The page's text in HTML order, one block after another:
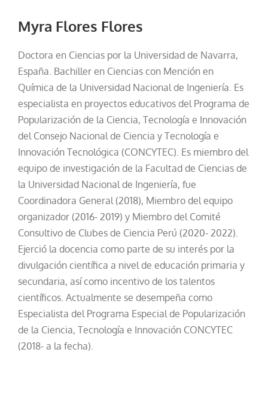
Myra Flores Flores
Doctora en Ciencias por la Universidad de Navarra,
España. Bachiller en Ciencias con Mención en
Química de la Universidad Nacional de Ingeniería. Es
especialista en proyectos educativos del Programa de
Popularización de la Ciencia, Tecnología e Innovación
del Consejo Nacional de Ciencia y Tecnología e
Innovación Tecnológica (CONCYTEC). Es miembro del
equipo de investigación de la Facultad de Ciencias de
la Universidad Nacional de Ingeniería, fue
Coordinadora General (2018), Miembro del equipo
organizador (2016- 2019) y Miembro del Comité
Consultivo de Clubes de Ciencia Perú (2020- 2022).
Ejerció la docencia como parte de su interés por la
divulgación científica a nivel de educación primaria y
secundaria, así como incentivo de los talentos
científicos. Actualmente se desempeña como
Especialista del Programa Especial de Popularización
de la Ciencia, Tecnología e Innovación CONCYTEC
(2018- a la fecha).